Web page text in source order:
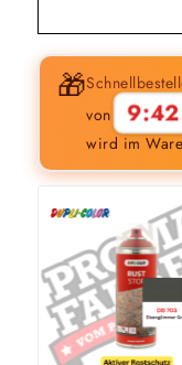
🎁
von
9:41
wird im